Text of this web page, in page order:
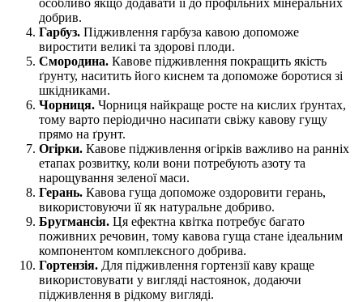
добрив.
Гарбуз. Підживлення гарбуза кавою допоможе
виростити великі та здорові плоди.
Смородина. Кавове підживлення покращить якість
ґрунту, наситить його киснем та допоможе боротися зі
шкідниками.
Чорниця. Чорниця найкраще росте на кислих ґрунтах,
тому варто періодично насипати свіжу кавову гущу
прямо на ґрунт.
Огірки. Кавове підживлення огірків важливо на ранніх
етапах розвитку, коли вони потребують азоту та
нарощування зеленої маси.
Герань. Кавова гуща допоможе оздоровити герань,
використовуючи її як натуральне добриво.
Бругмансія. Ця ефектна квітка потребує багато
поживних речовин, тому кавова гуща стане ідеальним
компонентом комплексного добрива.
Гортензія. Для підживлення гортензії каву краще
використовувати у вигляді настоянок, додаючи
підживлення в рідкому вигляді.